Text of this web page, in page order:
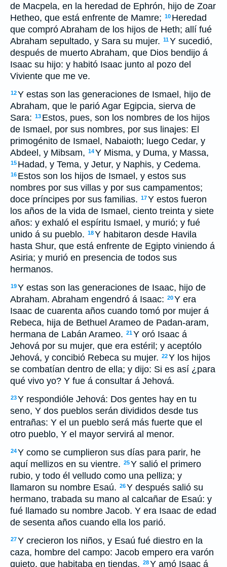
de Macpela, en la heredad de Ephrón, hijo de Zoar
Hetheo, que está enfrente de Mamre; 10 Heredad
que compró Abraham de los hijos de Heth; allí fué
Abraham sepultado, y Sara su mujer. 11Y sucedió,
después de muerto Abraham, que Dios bendijo á
Isaac su hijo: y habitó Isaac junto al pozo del
Viviente que me ve.
12Y estas son las generaciones de Ismael, hijo de
Abraham, que le parió Agar Egipcia, sierva de
Sara: 13 Estos, pues, son los nombres de los hijos
de Ismael, por sus nombres, por sus linajes: El
primogénito de Ismael, Nabaioth; luego Cedar, y
Abdeel, y Mibsam, 14Y Misma, y Duma, y Massa,
15 Hadad, y Tema, y Jetur, y Naphis, y Cedema.
16 Estos son los hijos de Ismael, y estos sus
nombres por sus villas y por sus campamentos;
doce príncipes por sus familias. 17Y estos fueron
los años de la vida de Ismael, ciento treinta y siete
años: y exhaló el espíritu Ismael, y murió; y fué
unido á su pueblo. 18Y habitaron desde Havila
hasta Shur, que está enfrente de Egipto viniendo á
Asiria; y murió en presencia de todos sus
hermanos.
19Y estas son las generaciones de Isaac, hijo de
Abraham. Abraham engendró á Isaac: 20Y era
Isaac de cuarenta años cuando tomó por mujer á
Rebeca, hija de Bethuel Arameo de Padan-aram,
hermana de Labán Arameo. 21Y oró Isaac á
Jehová por su mujer, que era estéril; y aceptólo
Jehová, y concibió Rebeca su mujer. 22Y los hijos
se combatían dentro de ella; y dijo: Si es así ¿para
qué vivo yo? Y fue á consultar á Jehová.
23Y respondióle Jehová: Dos gentes hay en tu
seno, Y dos pueblos serán divididos desde tus
entrañas: Y el un pueblo será más fuerte que el
otro pueblo, Y el mayor servirá al menor.
24Y como se cumplieron sus días para parir, he
aquí mellizos en su vientre. 25Y salió el primero
rubio, y todo él velludo como una pelliza; y
llamaron su nombre Esaú. 26Y después salió su
hermano, trabada su mano al calcañar de Esaú: y
fué llamado su nombre Jacob. Y era Isaac de edad
de sesenta años cuando ella los parió.
27Y crecieron los niños, y Esaú fué diestro en la
caza, hombre del campo: Jacob empero era varón
quieto, que habitaba en tiendas. 28Y amó Isaac á